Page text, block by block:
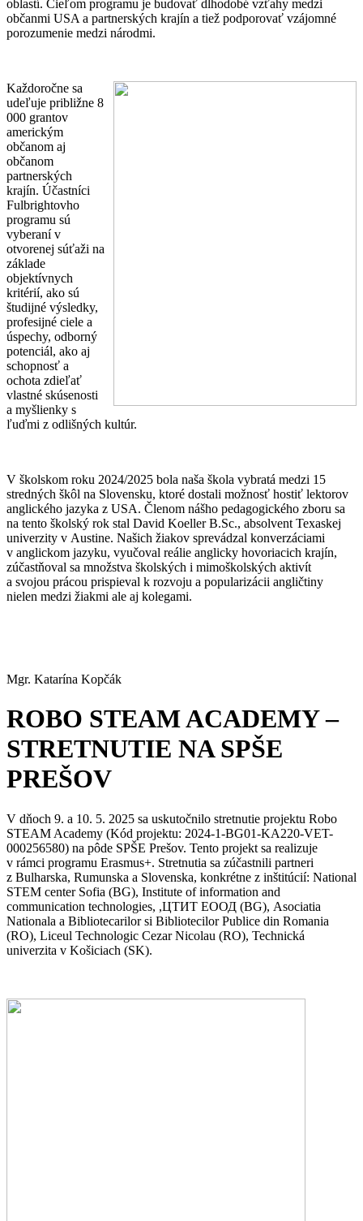
oblastí. Cieľom programu je budovať dlhodobé vzťahy medzi
občanmi USA a partnerských krajín a tiež podporovať vzájomné
porozumenie medzi národmi.
Každoročne sa
udeľuje približne 8
000 grantov
americkým
občanom aj
občanom
partnerských
krajín. Účastníci
Fulbrightovho
programu sú
vyberaní v
otvorenej súťaži na
základe
objektívnych
kritérií, ako sú
študijné výsledky,
profesijné ciele a
úspechy, odborný
potenciál, ako aj
schopnosť a
ochota zdieľať
vlastné skúsenosti
a myšlienky s
ľuďmi z odlišných kultúr.
V školskom roku 2024/2025 bola naša škola vybratá medzi 15
stredných škôl na Slovensku, ktoré dostali možnosť hostiť lektorov
anglického jazyka z USA. Členom nášho pedagogického zboru sa
na tento školský rok stal David Koeller B.Sc., absolvent Texaskej
univerzity v Austine. Našich žiakov sprevádzal konverzáciami
v anglickom jazyku, vyučoval reálie anglicky hovoriacich krajín,
zúčastňoval sa množstva školských i mimoškolských aktivít
a svojou prácou prispieval k rozvoju a popularizácii angličtiny
nielen medzi žiakmi ale aj kolegami.
Mgr. Katarína Kopčák
ROBO STEAM ACADEMY –
STRETNUTIE NA SPŠE
PREŠOV
V dňoch 9. a 10. 5. 2025 sa uskutočnilo stretnutie projektu Robo
STEAM Academy (Kód projektu: 2024-1-BG01-KA220-VET-
000256580) na pôde SPŠE Prešov. Tento projekt sa realizuje
v rámci programu Erasmus+. Stretnutia sa zúčastnili partneri
z Bulharska, Rumunska a Slovenska, konkrétne z inštitúcií: National
STEM center Sofia (BG), Institute of information and
communication technologies, ,ЦТИТ ЕООД (BG), Asociatia
Nationala a Bibliotecarilor si Bibliotecilor Publice din Romania
(RO), Liceul Technologic Cezar Nicolau (RO), Technická
univerzita v Košiciach (SK).